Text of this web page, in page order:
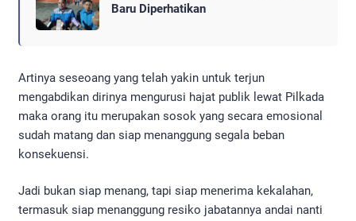
Baru Diperhatikan
Artinya seseoang yang telah yakin untuk terjun
mengabdikan dirinya mengurusi hajat publik lewat Pilkada
maka orang itu merupakan sosok yang secara emosional
sudah matang dan siap menanggung segala beban
konsekuensi.
Jadi bukan siap menang, tapi siap menerima kekalahan,
termasuk siap menanggung resiko jabatannya andai nanti